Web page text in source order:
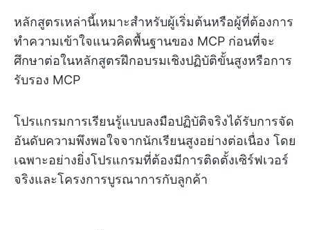
หลักสูตรเหล่านี้เหมาะสำหรับผู้เริ่มต้นหรือผู้ที่ต้องการ
ทำความเข้าใจแนวคิดพื้นฐานของ MCP ก่อนที่จะ
ศึกษาต่อในหลักสูตรฝึกอบรมเชิงปฏิบัติขั้นสูงหรือการ
รับรอง MCP
โปรแกรมการเรียนรู้แบบลงมือปฏิบัติจริงได้รับการจัด
อันดับความพึงพอใจจากนักเรียนสูงอย่างต่อเนื่อง โดย
เฉพาะอย่างยิ่งโปรแกรมที่ต้องมีการติดตั้งเซิร์ฟเวอร์
จริงและโครงการบูรณาการกับลูกค้า